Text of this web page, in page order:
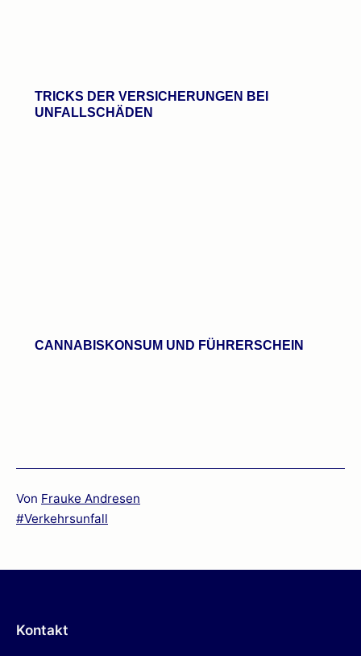
TRICKS DER VERSICHERUNGEN BEI
UNFALLSCHÄDEN
CANNABISKONSUM UND FÜHRERSCHEIN
Von Frauke Andresen
Verschlagwortet
Verkehrsunfall
Kontakt